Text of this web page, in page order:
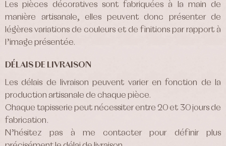
Les pièces décoratives sont fabriquées à la main de
manière artisanale, elles peuvent donc présenter de
légères variations de couleurs et de finitions par rapport à
l’image présentée.
DÉLAIS DE LIVRAISON
Les délais de livraison peuvent varier en fonction de la
production artisanale de chaque pièce.
Chaque tapisserie peut nécessiter entre 20 et 30 jours de
fabrication.
N’hésitez pas à me contacter pour définir plus